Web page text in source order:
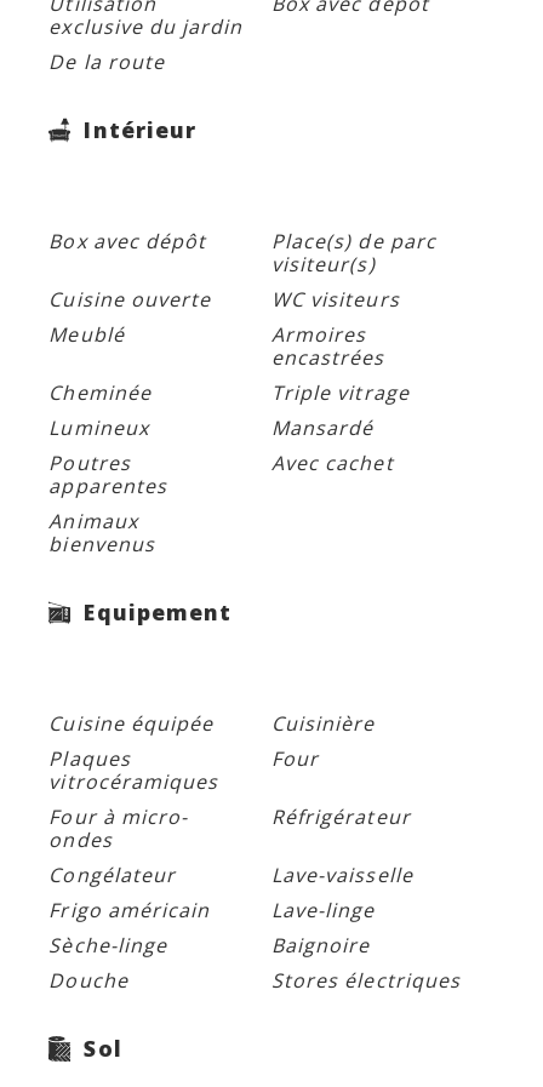
exclusive du jardin
De la route
Intérieur
Box avec dépôt
Place(s) de parc
visiteur(s)
Cuisine ouverte
WC visiteurs
Meublé
Armoires
encastrées
Cheminée
Triple vitrage
Lumineux
Mansardé
Poutres
apparentes
Avec cachet
Animaux
bienvenus
Equipement
Cuisine équipée
Cuisinière
Plaques
vitrocéramiques
Four
Four à micro-
ondes
Réfrigérateur
Congélateur
Lave-vaisselle
Frigo américain
Lave-linge
Sèche-linge
Baignoire
Douche
Stores électriques
Sol